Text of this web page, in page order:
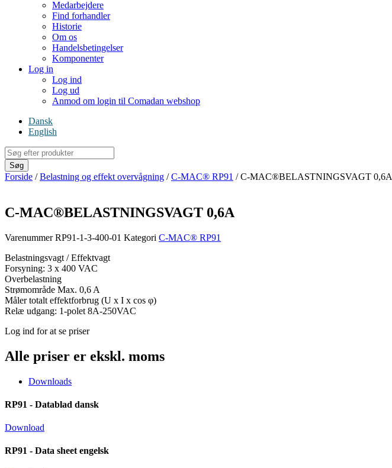
Medarbejdere
Find forhandler
Historie
Om os
Handelsbetingelser
Komponenter
Log in
Log ind
Log ud
Anmod om login til Comadan webshop
Dansk
English
Products
search
Søg
Forside /Belastning og effekt overvågning /C-MAC® RP91 / C-MAC®BELASTNINGSVAGT 0,6A
C-MAC®BELASTNINGSVAGT 0,6A
VarenummerRP91-1-3-400-01 Kategori C-MAC® RP91
Belastningsvagt / Effektvagt
Forsyning: 3 x 400 VAC
Overbelastning
Strømområde Max. 0,6 A
Måler totalt effektforbrug (U x I x cos φ)
Relæ udgang: 1-polet 8A-250VAC
Log ind for at se priser
Alle priser er ekskl. moms
Downloads
RP91 - Datablad dansk
Download
RP91 - Data sheet engelsk